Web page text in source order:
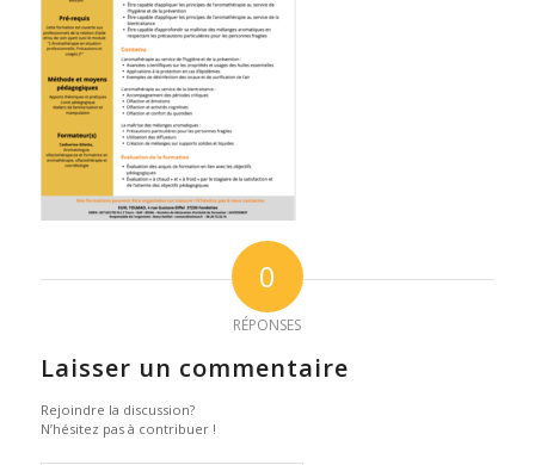
0
RÉPONSES
Laisser un commentaire
Rejoindre la discussion?
N’hésitez pas à contribuer !